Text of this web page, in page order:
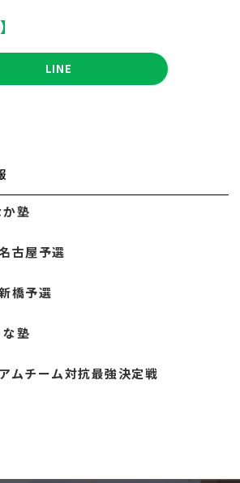
LINE
塾
古屋予選
橋予選
塾
チーム対抗最強決定戦